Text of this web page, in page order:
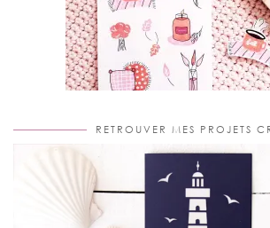
RETROUVER MES PROJETS